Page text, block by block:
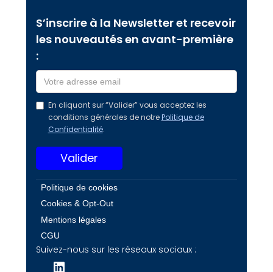
S’inscrire à la Newsletter et recevoir
les nouveautés en avant-première
:
En cliquant sur “Valider” vous acceptez les
conditions générales de notrePolitique de
Confidentialité.
Politique de cookies
Cookies & Opt-Out
Mentions légales
CGU
Suivez-nous sur les réseaux sociaux :